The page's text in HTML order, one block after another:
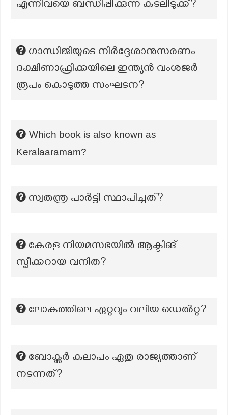
എന്നിവയെ ബന്ധിപ്പിക്കുന്ന കടലിടുക്ക്?
ഗാന്ധിജിയുടെ നിർദ്ദേശാനുസരണം
ദക്ഷിണാഫ്രിക്കയിലെ ഇന്ത്യൻ വംശജർ
രൂപം കൊടുത്ത സംഘടന?
Which book is also known as
Keralaaramam?
സ്വതന്ത്ര പാർട്ടി സ്ഥാപിച്ചത്?
കേരള നിയമസഭയിൽ ആക്ടിങ്
സ്പീക്കറായ വനിത?
ലോകത്തിലെ ഏറ്റവും വലിയ ഡെൽറ്റ?
ബോക്സർ കലാപം ഏതു രാജ്യത്താണ്
നടന്നത്?